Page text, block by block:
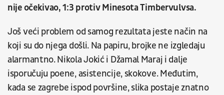
nije očekivao, 1:3 protiv Minesota Timbervulvsa.
Još veći problem od samog rezultata jeste način na
koji su do njega došli. Na papiru, brojke ne izgledaju
alarmantno. Nikola Jokić i Džamal Maraj i dalje
isporučuju poene, asistencije, skokove. Međutim,
kada se zagrebe ispod površine, slika postaje znatno